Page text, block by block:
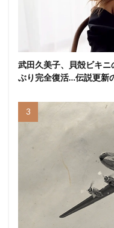
武田久美子、貝殻ビキ
ぶり完全復活…伝説更新